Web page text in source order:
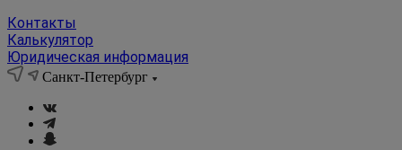
Контакты
Калькулятор
Юридическая информация
Санкт-Петербург